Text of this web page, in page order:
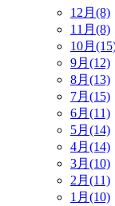
12月(8)
11月(8)
10月
9月(12)
8月(13)
7月(15)
6月(11)
5月(14)
4月(14)
3月(10)
2月(11)
1月(10)